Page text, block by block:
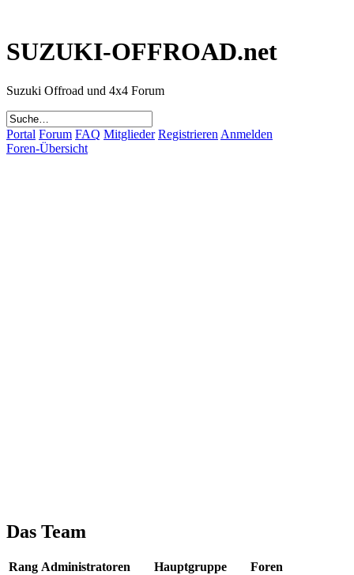
SUZUKI-OFFROAD.net
Suzuki Offroad und 4x4 Forum
Portal Forum FAQ Mitglieder Registrieren Anmelden
Foren-Übersicht
Das Team
Rang Administratoren Hauptgruppe
Foren